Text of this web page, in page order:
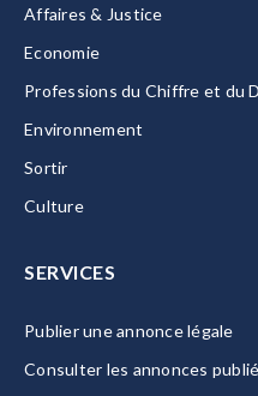
Affaires & Justice
Economie
Professions du Chiffre et du
Environnement
Sortir
Culture
SERVICES
Publier une annonce légale
Consulter les annonces